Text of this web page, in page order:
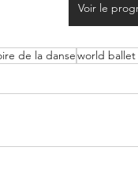
Voir le
de la danseworld ballet